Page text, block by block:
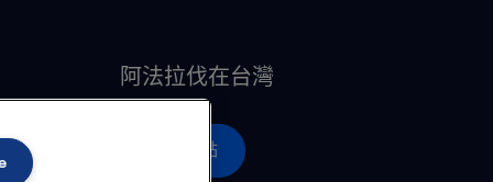
阿法拉伐在台灣
營運據點